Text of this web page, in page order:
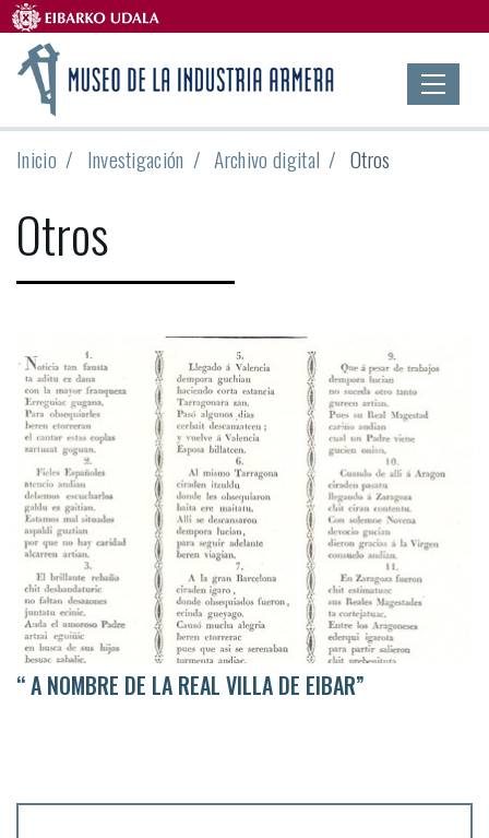
Inicio Investigación Archivo digital Otros
Otros
“ A NOMBRE DE LA REAL VILLA DE EIBAR”